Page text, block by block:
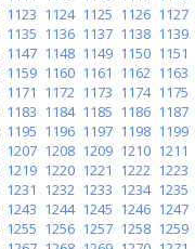
1123 1124 1125 1126 1127
1135 1136 1137 1138 1139
1147 1148 1149 1150 1151
1159 1160 1161 1162 1163
1171 1172 1173 1174 1175
1183 1184 1185 1186 1187
1195 1196 1197 1198 1199
1207 1208 1209 1210 1211
1219 1220 1221 1222 1223
1231 1232 1233 1234 1235
1243 1244 1245 1246 1247
1255 1256 1257 1258 1259